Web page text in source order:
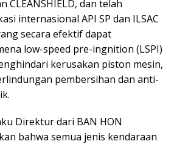
dan telah
internasional API SP dan ILSAC
secara efektif dapat
low-speed pre-ingnition (LSPI)
kerusakan piston mesin,
pembersihan dan anti-
Direktur dari BAN HON
bahwa semua jenis kendaraan